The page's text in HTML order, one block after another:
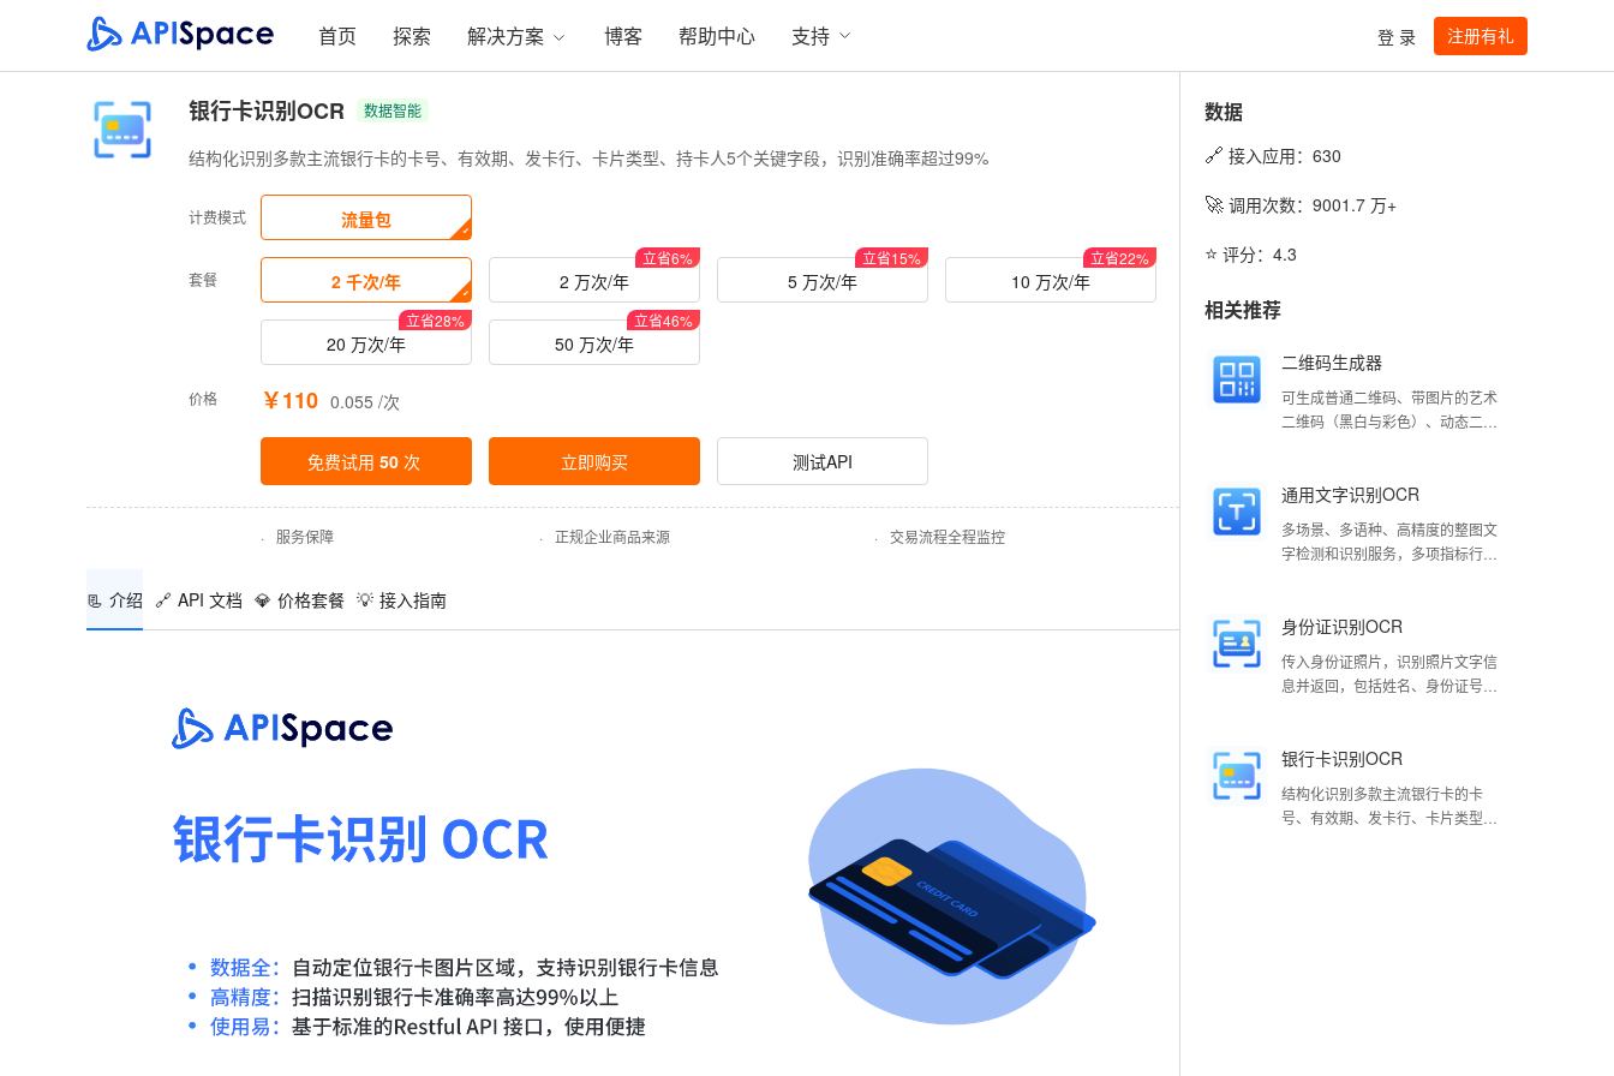
首页 探索 解决方案 博客 帮助中心 支持 登 录 注册有礼
银行卡识别OCR 数据智能
结构化识别多款主流银行卡的卡号、有效期、发卡行、卡片类型、持卡人5个关键字段，识别准确率超过99%
计费模式 流量包
套餐 2 千次/年 2 万次/年
立省6%
5 万次/年
立省15%
10 万次/年
立省22%
20 万次/年
立省28%
50 万次/年
立省46%
价格 ￥110 0.055 /次
免费试用 50 次 立即购买 测试API
· 服务保障 · 正规企业商品来源 · 交易流程全程监控
📃 介绍 🔗 API 文档 💎 价格套餐 💡 接入指南
数据
🔗 接入应用： 630
🚀 调用次数： 9001.7万+
⭐️ 评分： 4.3
相关推荐
二维码生成器
可生成普通二维码、带图片的艺术
二维码（黑白与彩色）、动态二维
通用文字识别OCR
多场景、多语种、高精度的整图文
字检测和识别服务，多项指标行业
身份证识别OCR
传入身份证照片，识别照片文字信
息并返回，包括姓名、身份证号
银行卡识别OCR
结构化识别多款主流银行卡的卡
号、有效期、发卡行、卡片类型、